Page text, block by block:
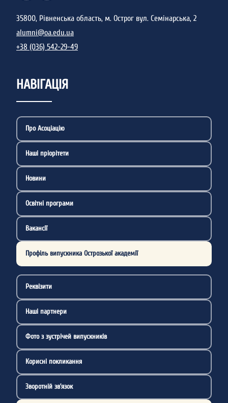
35800, Рівненська область, м. Острог вул. Семінарська, 2
alumni@oa.edu.ua
+38 (036) 542-29-49
НАВІГАЦІЯ
Про Асоціацію
Наші пріорітети
Новини
Освітні програми
Вакансії
Профіль випускника Острозької академії
Реквізити
Наші партнери
Фото з зустрічей випускників
Корисні покликання
Зворотній зв’язок